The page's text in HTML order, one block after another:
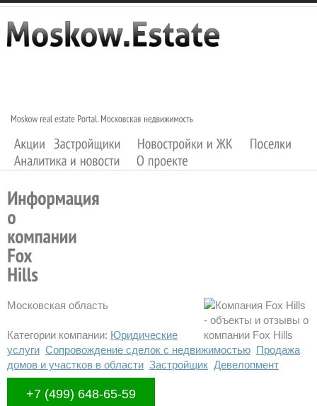
Московская область
Категории компании: Юридические
услуги Сопровождение сделок с недвижимостью Продажа
домов и участков в области Застройщик Девелопмент
+7 (499) 648-65-59